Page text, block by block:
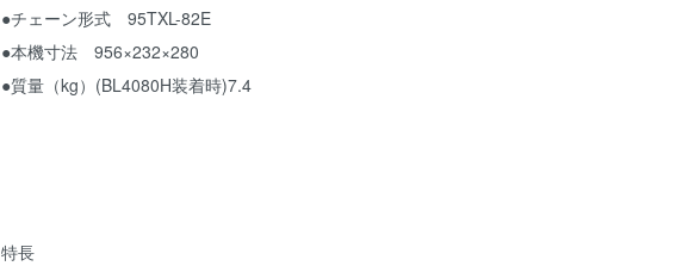
●チェーン形式 95TXL-82E
●本機寸法 956×232×280
●質量（kg）(BL4080H装着時)7.4
特長